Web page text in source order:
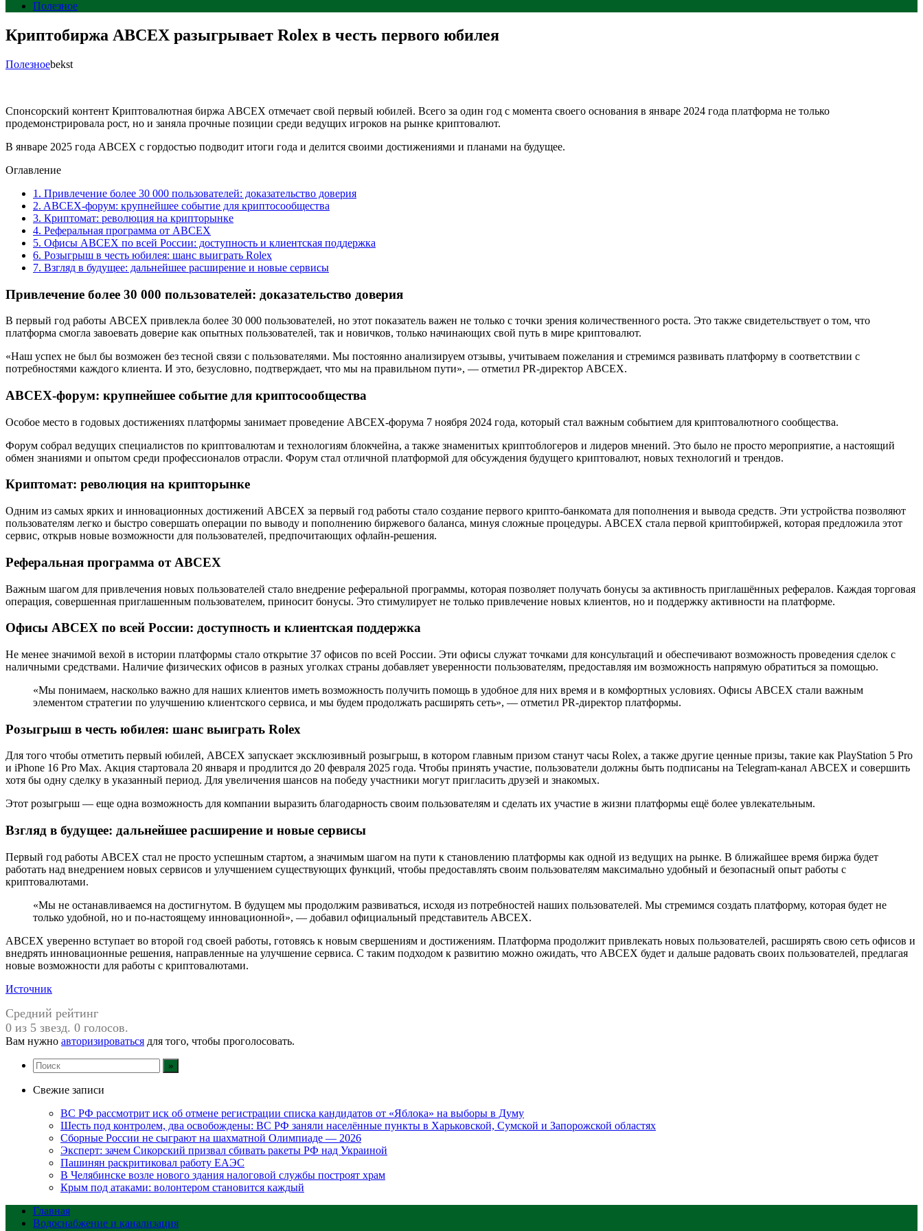
Полезное
Криптобиржа ABCEX разыгрывает Rolex в честь первого юбилея
Полезноеbekst
Cпонсорский контент Криптовалютная биржа ABCEX отмечает свой первый юбилей. Всего за один год с момента своего основания в январе 2024 года платформа не только
продемонстрировала рост, но и заняла прочные позиции среди ведущих игроков на рынке криптовалют.
В январе 2025 года ABCEX с гордостью подводит итоги года и делится своими достижениями и планами на будущее.
Оглавление
1. Привлечение более 30 000 пользователей: доказательство доверия
2. ABCEX-форум: крупнейшее событие для криптосообщества
3. Криптомат: революция на крипторынке
4. Реферальная программа от ABCEX
5. Офисы ABCEX по всей России: доступность и клиентская поддержка
6. Розыгрыш в честь юбилея: шанс выиграть Rolex
7. Взгляд в будущее: дальнейшее расширение и новые сервисы
Привлечение более 30 000 пользователей: доказательство доверия
В первый год работы ABCEX привлекла более 30 000 пользователей, но этот показатель важен не только с точки зрения количественного роста. Это также свидетельствует о том, что
платформа смогла завоевать доверие как опытных пользователей, так и новичков, только начинающих свой путь в мире криптовалют.
«Наш успех не был бы возможен без тесной связи с пользователями. Мы постоянно анализируем отзывы, учитываем пожелания и стремимся развивать платформу в соответствии с
потребностями каждого клиента. И это, безусловно, подтверждает, что мы на правильном пути», — отметил PR-директор ABCEX.
ABCEX-форум: крупнейшее событие для криптосообщества
Особое место в годовых достижениях платформы занимает проведение ABCEX-форума 7 ноября 2024 года, который стал важным событием для криптовалютного сообщества.
Форум собрал ведущих специалистов по криптовалютам и технологиям блокчейна, а также знаменитых криптоблогеров и лидеров мнений. Это было не просто мероприятие, а настоящий
обмен знаниями и опытом среди профессионалов отрасли. Форум стал отличной платформой для обсуждения будущего криптовалют, новых технологий и трендов.
Криптомат: революция на крипторынке
Одним из самых ярких и инновационных достижений ABCEX за первый год работы стало создание первого крипто-банкомата для пополнения и вывода средств. Эти устройства позволяют
пользователям легко и быстро совершать операции по выводу и пополнению биржевого баланса, минуя сложные процедуры. ABCEX стала первой криптобиржей, которая предложила этот
сервис, открыв новые возможности для пользователей, предпочитающих офлайн-решения.
Реферальная программа от ABCEX
Важным шагом для привлечения новых пользователей стало внедрение реферальной программы, которая позволяет получать бонусы за активность приглашённых рефералов. Каждая торговая
операция, совершенная приглашенным пользователем, приносит бонусы. Это стимулирует не только привлечение новых клиентов, но и поддержку активности на платформе.
Офисы ABCEX по всей России: доступность и клиентская поддержка
Не менее значимой вехой в истории платформы стало открытие 37 офисов по всей России. Эти офисы служат точками для консультаций и обеспечивают возможность проведения сделок с
наличными средствами. Наличие физических офисов в разных уголках страны добавляет уверенности пользователям, предоставляя им возможность напрямую обратиться за помощью.
«Мы понимаем, насколько важно для наших клиентов иметь возможность получить помощь в удобное для них время и в комфортных условиях. Офисы ABCEX стали важным
элементом стратегии по улучшению клиентского сервиса, и мы будем продолжать расширять сеть», — отметил PR-директор платформы.
Розыгрыш в честь юбилея: шанс выиграть Rolex
Для того чтобы отметить первый юбилей, ABCEX запускает эксклюзивный розыгрыш, в котором главным призом станут часы Rolex, а также другие ценные призы, такие как PlayStation 5 Pro
и iPhone 16 Pro Max. Акция стартовала 20 января и продлится до 20 февраля 2025 года. Чтобы принять участие, пользователи должны быть подписаны на Telegram-канал ABCEX и совершить
хотя бы одну сделку в указанный период. Для увеличения шансов на победу участники могут пригласить друзей и знакомых.
Этот розыгрыш — еще одна возможность для компании выразить благодарность своим пользователям и сделать их участие в жизни платформы ещё более увлекательным.
Взгляд в будущее: дальнейшее расширение и новые сервисы
Первый год работы ABCEX стал не просто успешным стартом, а значимым шагом на пути к становлению платформы как одной из ведущих на рынке. В ближайшее время биржа будет
работать над внедрением новых сервисов и улучшением существующих функций, чтобы предоставлять своим пользователям максимально удобный и безопасный опыт работы с
криптовалютами.
«Мы не останавливаемся на достигнутом. В будущем мы продолжим развиваться, исходя из потребностей наших пользователей. Мы стремимся создать платформу, которая будет не
только удобной, но и по-настоящему инновационной», — добавил официальный представитель ABCEX.
ABCEX уверенно вступает во второй год своей работы, готовясь к новым свершениям и достижениям. Платформа продолжит привлекать новых пользователей, расширять свою сеть офисов и
внедрять инновационные решения, направленные на улучшение сервиса. С таким подходом к развитию можно ожидать, что ABCEX будет и дальше радовать своих пользователей, предлагая
новые возможности для работы с криптовалютами.
Источник
Средний рейтинг
0 из 5 звезд. 0 голосов.
Вам нужно авторизироваться для того, чтобы проголосовать.
Свежие записи
ВС РФ рассмотрит иск об отмене регистрации списка кандидатов от «Яблока» на выборы в Думу
Шесть под контролем, два освобождены: ВС РФ заняли населённые пункты в Харьковской, Сумской и Запорожской областях
Сборные России не сыграют на шахматной Олимпиаде — 2026
Эксперт: зачем Сикорский призвал сбивать ракеты РФ над Украиной
Пашинян раскритиковал работу ЕАЭС
В Челябинске возле нового здания налоговой службы построят храм
Крым под атаками: волонтером становится каждый
Главная
Водоснабжение и канализация